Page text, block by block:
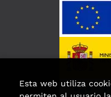
Esta web utiliza